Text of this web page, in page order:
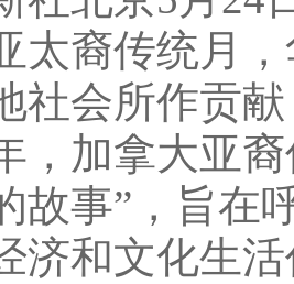
太裔传统月
社会所作贡
加拿大亚裔
故事”，旨在
济和文化生